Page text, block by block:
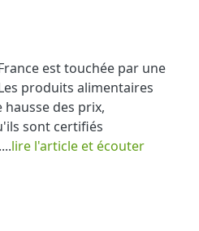
est touchée par une
produits alimentaires
des prix,
sont certifiés
lire l'article et écouter